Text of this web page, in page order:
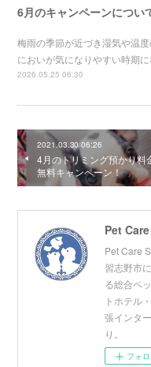
6月のキャンペーンについ
梅雨の季節が近づき湿気や温
においが気になりやすい時期
2026.05.25 06:30
2021.03.30 06:26
4月のトリミング預かり料
無料キャンペーン！
Pet Care
習志野市
る総合ペ
トホテル
張インタ
り。
フォ